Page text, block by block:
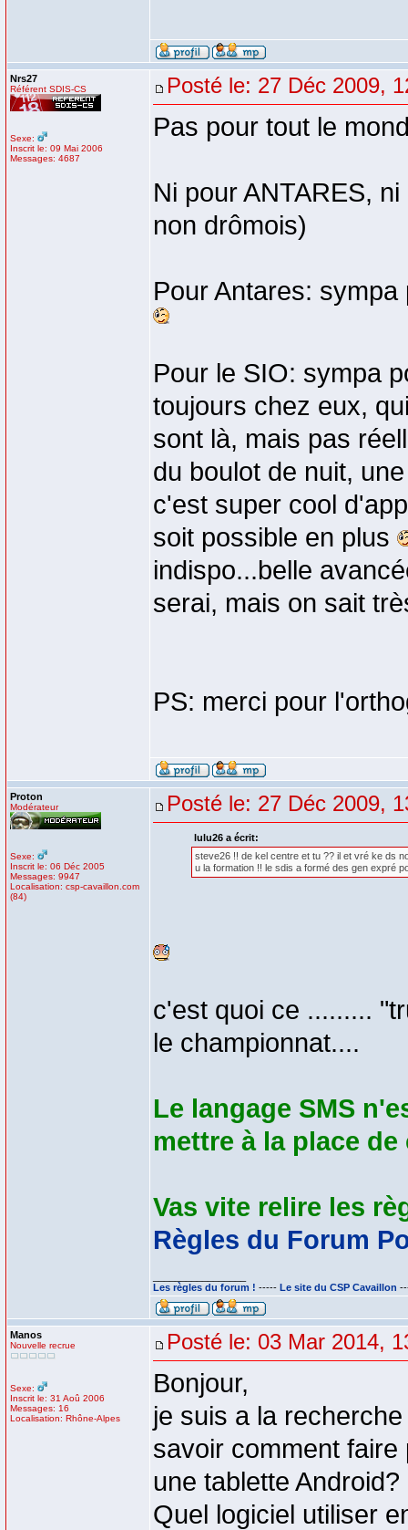
Nrs27
Référent SDIS-CS
Sexe:
Inscrit le: 09 Mai 2006
Messages: 4687
Posté le: 27 Déc 2009,
Pas pour tout le
Ni pour ANTARES,
non drômois)
Pour Antares:
Pour le SIO: sympa
toujours chez eux,
sont là, mais pas
du boulot de nuit,
c'est super cool
soit possible en plus
indispo...belle
serai, mais on sait
PS: merci pour
Proton
Modérateur
Sexe:
Inscrit le: 06 Déc 2005
Messages: 9947
Localisation: csp-cavaillon.com
(84)
Posté le: 27 Déc 2009,
lulu26 a écrit:
steve26 !! de kel centre et tu ?? il et vré ke ds
u la formation !! le sdis a formé des gen expré
c'est quoi ce .........
le championnat....
Le langage SMS
mettre à la place
Vas vite relire les
Règles du Forum
Les règles du forum ! ----- Le site du CSP Cavaillon
Manos
Nouvelle recrue
Sexe:
Inscrit le: 31 Aoû 2006
Messages: 16
Localisation: Rhône-Alpes
Posté le: 03 Mar 2014,
Bonjour,
je suis a la
savoir comment
une tablette Android?
Quel logiciel utiliser